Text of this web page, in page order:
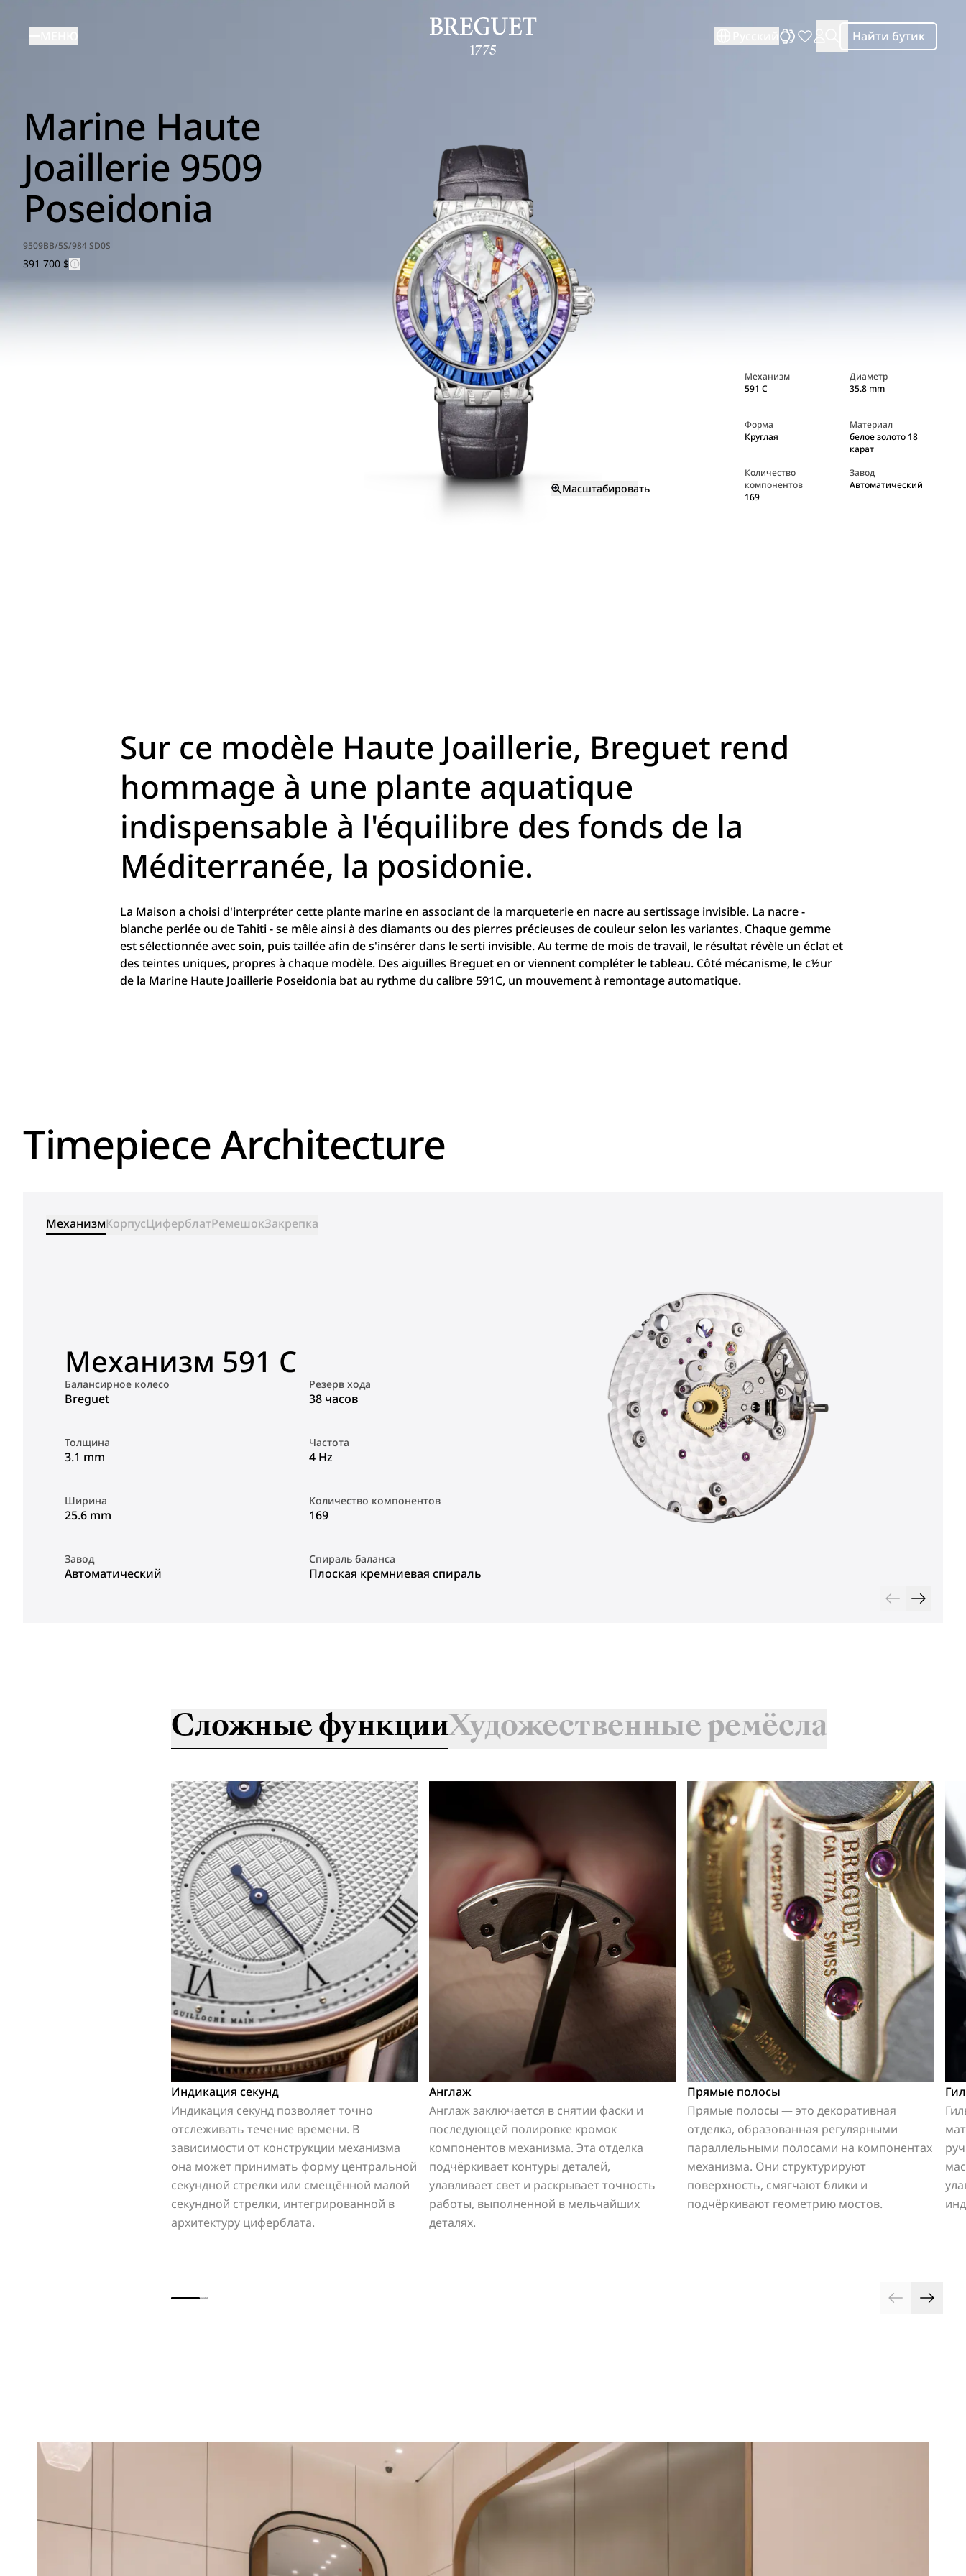
основному
Найти бутик
Масштабировать
Marine Haute
Joaillerie 9509
Poseidonia
9509BB/5S/984 SD0S
391 700 $
Механизм
591 C
Диаметр
35.8 mm
Форма
Круглая
Материал
белое золото 18
карат
Количество
компонентов
169
Завод
Автоматический
ЗАКРЫТЬ
Sur ce modèle Haute Joaillerie, Breguet rend
hommage à une plante aquatique
indispensable à l'équilibre des fonds de la
Méditerranée, la posidonie.
La Maison a choisi d'interpréter cette plante marine en associant de la marqueterie en nacre au sertissage invisible. La nacre -
blanche perlée ou de Tahiti - se mêle ainsi à des diamants ou des pierres précieuses de couleur selon les variantes. Chaque gemme
est sélectionnée avec soin, puis taillée afin de s'insérer dans le serti invisible. Au terme de mois de travail, le résultat révèle un éclat et
des teintes uniques, propres à chaque modèle. Des aiguilles Breguet en or viennent compléter le tableau. Côté mécanisme, le c½ur
de la Marine Haute Joaillerie Poseidonia bat au rythme du calibre 591C, un mouvement à remontage automatique.
Timepiece Architecture
МеханизмКорпусЦиферблатРемешокЗакрепка
Механизм 591 C
Балансирное колесо
Breguet
Резерв хода
38 часов
Толщина
3.1 mm
Частота
4 Hz
Ширина
25.6 mm
Количество компонентов
169
Завод
Автоматический
Спираль баланса
Плоская кремниевая спираль
Сложные функцииХудожественные ремёсла
Индикация секунд
Индикация секунд позволяет точно
отслеживать течение времени. В
зависимости от конструкции механизма
она может принимать форму центральной
секундной стрелки или смещённой малой
секундной стрелки, интегрированной в
архитектуру циферблата.
Англаж
Англаж заключается в снятии фаски и
последующей полировке кромок
компонентов механизма. Эта отделка
подчёркивает контуры деталей,
улавливает свет и раскрывает точность
работы, выполненной в мельчайших
деталях.
Прямые полосы
Прямые полосы — это декоративная
отделка, образованная регулярными
параллельными полосами на компонентах
механизма. Они структурируют
поверхность, смягчают блики и
подчёркивают геометрию мостов.